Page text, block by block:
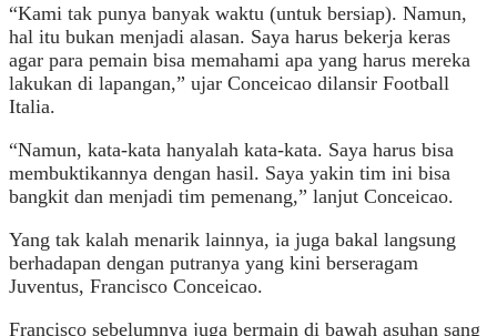
“Kami tak punya banyak waktu (untuk bersiap). Namun,
hal itu bukan menjadi alasan. Saya harus bekerja keras
agar para pemain bisa memahami apa yang harus mereka
lakukan di lapangan,” ujar Conceicao dilansir Football
Italia.
“Namun, kata-kata hanyalah kata-kata. Saya harus bisa
membuktikannya dengan hasil. Saya yakin tim ini bisa
bangkit dan menjadi tim pemenang,” lanjut Conceicao.
Yang tak kalah menarik lainnya, ia juga bakal langsung
berhadapan dengan putranya yang kini berseragam
Juventus, Francisco Conceicao.
Francisco sebelumnya juga bermain di bawah asuhan sang